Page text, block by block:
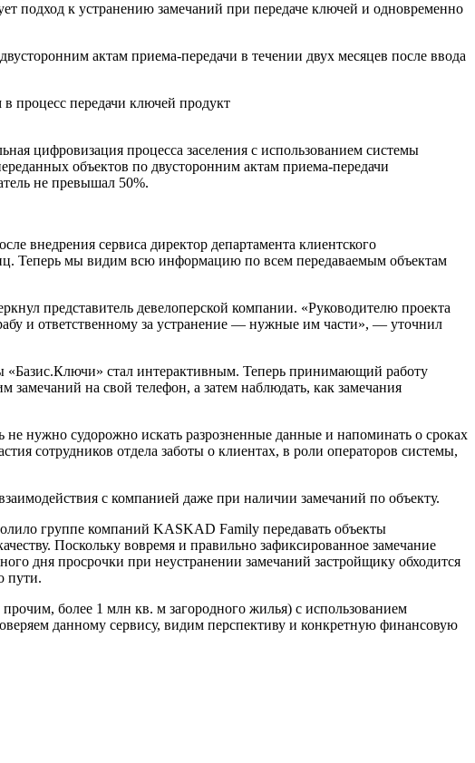
подход к устранению замечаний при передаче ключей и одновременно
актам приема-передачи в течении двух месяцев после ввода
процесс передачи ключей продукт
цифровизация процесса заселения с использованием системы
объектов по двусторонним актам приема-передачи
не превышал 50%.
внедрения сервиса директор департамента клиентского
Теперь мы видим всю информацию по всем передаваемым объектам
представитель девелоперской компании. «Руководителю проекта
и ответственному за устранение — нужные им части», — уточнил
«Базис.Ключи» стал интерактивным. Теперь принимающий работу
замечаний на свой телефон, а затем наблюдать, как замечания
не нужно судорожно искать разрозненные данные и напоминать о сроках
сотрудников отдела заботы о клиентах, в роли операторов системы,
с компанией даже при наличии замечаний по объекту.
группе компаний KASKAD Family передавать объекты
Поскольку вовремя и правильно зафиксированное замечание
дня просрочки при неустранении замечаний застройщику обходится
пути.
более 1 млн кв. м загородного жилья) с использованием
данному сервису, видим перспективу и конкретную финансовую